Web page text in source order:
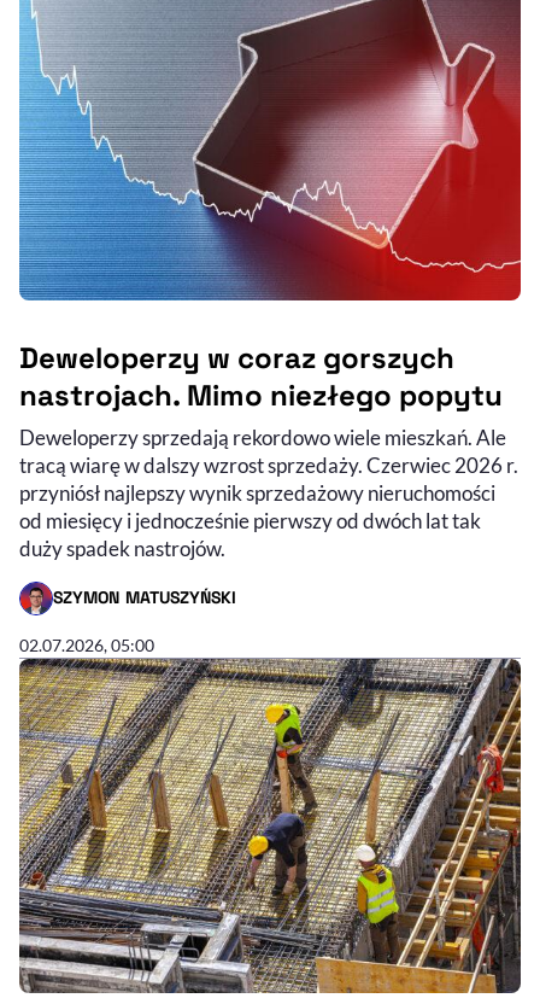
Deweloperzy w coraz gorszych
nastrojach. Mimo niezłego popytu
Deweloperzy sprzedają rekordowo wiele mieszkań. Ale
tracą wiarę w dalszy wzrost sprzedaży. Czerwiec 2026 r.
przyniósł najlepszy wynik sprzedażowy nieruchomości
od miesięcy i jednocześnie pierwszy od dwóch lat tak
duży spadek nastrojów.
SZYMON MATUSZYŃSKI
- AUTOR ARTYKUŁU - PROFIL
02.07.2026, 05:00